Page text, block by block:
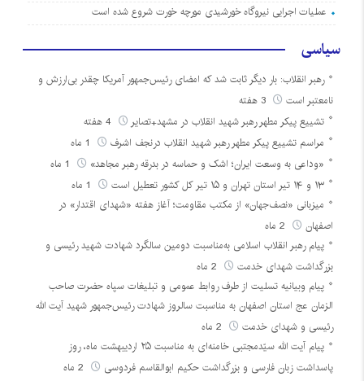
عملیات اجرایی نیروگاه خورشیدی مورچه خورت شروع شده است
سیاسی
رهبر انقلاب: بار دیگر ثابت شد که امضای رئیس‌جمهور آمریکا چقدر بی‌ارزش و
نامعتبر است
3 هفته
تشییع پیکر مطهر رهبر شهید انقلاب در مشهد+تصایر
مراسم تشییع پیکر مطهر رهبر شهید انقلاب درنجف اشرف
«وداعی به وسعت ایران؛ اشک و حماسه در بدرقه رهبر مجاهد»
۱۳ و ۱۴ تیر استان تهران و ۱۵ تیر کل کشور تعطیل است
میزبانی «نصف‌جهان» از مکتب مقاومت؛ آغاز هفته «شهدای اقتدار» در
اصفهان
پیام رهبر انقلاب اسلامی به‌مناسبت دومین سالگرد شهادت شهید رئیسی و
بزرگداشت شهدای خدمت
پیام وبیانیه تسلیت از طرف روابط عمومی و تبلیغات سپاه حضرت صاحب
الزمان عج استان اصفهان به مناسبت سالروز شهادت رئیس‌جمهور شهید آیت الله
رئیسی و شهدای خدمت
پیام آیت الله سیّدمجتبی خامنه‌ای به مناسبت ۲۵ اردیبهشت ماه، روز
پاسداشت زبان فارسی و بزرگداشت حکیم ابوالقاسم فردوسی